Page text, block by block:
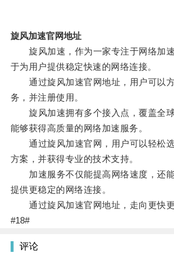
旋风加速官网地址
旋风加速，作为一家专注于网络加速
于为用户提供稳定快速的网络连接。
通过旋风加速官网地址，用户可以方
务，并注册使用。
旋风加速拥有多个接入点，覆盖全球
能够获得高质量的网络加速服务。
通过旋风加速官网，用户可以轻松选
方案，并获得专业的技术支持。
加速服务不仅能提高网络速度，还能
提供更稳定的网络连接。
通过旋风加速官网地址，走向更快更
#18#
评论